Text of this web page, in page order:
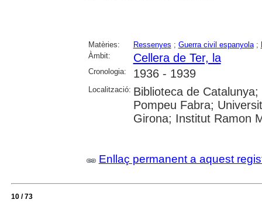
Matèries: Ressenyes ; Guerra civil espanyola;
Àmbit:
Cellera de Ter, la
Cronologia: 1936 - 1939
Localització: Biblioteca de
Pompeu Fabra;
Girona; Institut Ramon
Enllaç permanent a aquest
10 / 73